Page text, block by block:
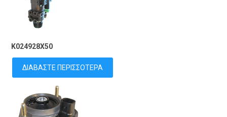
K024928X50
ΔΙΑΒΆΣΤΕ ΠΕΡΙΣΣΌΤΕΡΑ